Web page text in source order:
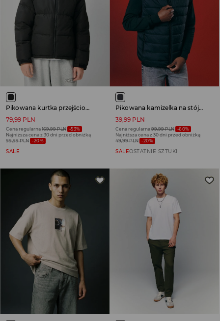
Pikowana kurtka przejściowa na stójce czarna
79,99 PLN
Cena regularna169,99 PLN -53%
Najniższa cena z 30 dni przed obniżką
99,99 PLN -20%
SALE
Pikowana kamizelka na stójce czarna
39,99 PLN
Cena regularna99,99 PLN -60%
Najniższa cena z 30 dni przed obniżką
49,99 PLN -20%
SALEOSTATNIE SZTUKI